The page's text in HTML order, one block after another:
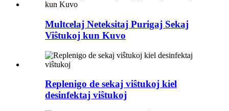
Multcelaj Neteksitaj Purigaj Sekaj
Viŝtukoj kun Kuvo
Replenigo de sekaj viŝtukoj kiel
desinfektaj viŝtukoj